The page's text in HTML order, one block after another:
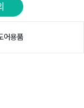
어용품